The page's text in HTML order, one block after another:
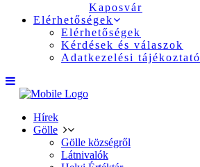
Kaposvár
Elérhetőségek
Elérhetőségek
Kérdések és válaszok
Adatkezelési tájékoztató
Hírek
Gölle
Gölle községről
Látnivalók